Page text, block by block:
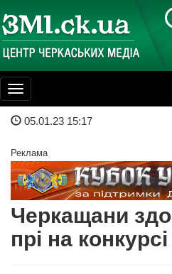
Toggle
navigation
05.01.23 15:17
Реклама
Черкащани
прі на